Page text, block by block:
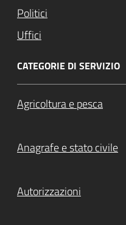
Politici
Uffici
CATEGORIE DI SERVIZIO
Agricoltura e pesca
Anagrafe e stato civile
Autorizzazioni